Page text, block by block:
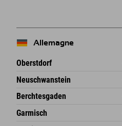
Allemagne
Oberstdorf
An der Breitach 3
Allemagne
Neuschwanstein
An der Riese 45
87484 Nesselwang im Allgäu
Allemagne
Berchtesgaden
Hofreitstr. 7
Garmisch